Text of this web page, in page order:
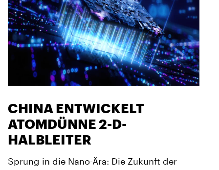
CHINA ENTWICKELT
ATOMDÜNNE 2-D-
HALBLEITER
Sprung in die Nano-Ära: Die Zukunft der